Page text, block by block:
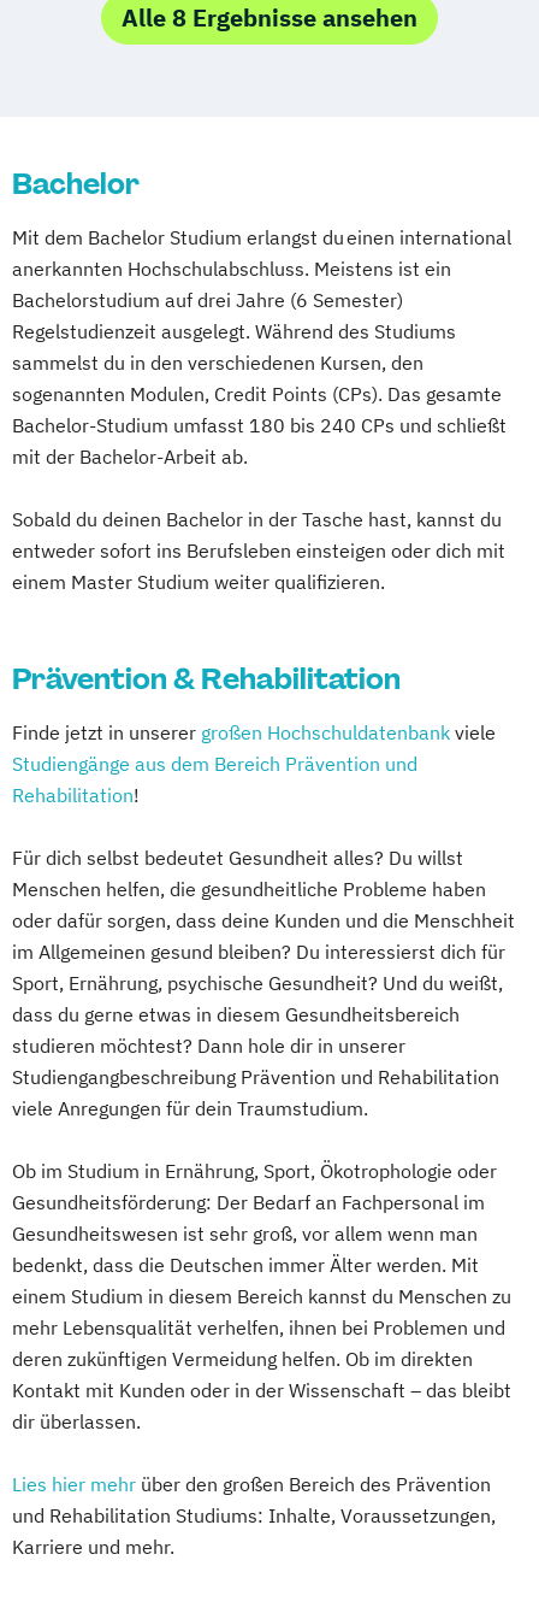
Komplementäre Heilverfahren in der
Schmerztherapie
Medical Fitness & Athletic Management
Naturheilkunde und komplementäre
Heilverfahren
Osteopathie i.V.
Pharmamanagement und
Pharmaproduktion
Physician Assistant
Physiotherapie
Psychologie
Psychologie und Psychologisches
Empowerment
Psychosoziale Beratung in Sozialer Arbeit
Soziale Arbeit Präsenzstudium
Logopädie (ausbildungsintegrierend)
Medizin- und Gesundheitspädagogik
Physiotherapie (ausbildungsintegrierend)
Soziale Arbeit
Alle 8 Ergebnisse ansehen
Bachelor
Mit dem Bachelor Studium erlangst du einen international
anerkannten Hochschulabschluss. Meistens ist ein
Bachelorstudium auf drei Jahre (6 Semester)
Regelstudienzeit ausgelegt. Während des Studiums
sammelst du in den verschiedenen Kursen, den
sogenannten Modulen, Credit Points (CPs). Das gesamte
Bachelor-Studium umfasst 180 bis 240 CPs und schließt
mit der Bachelor-Arbeit ab.
Sobald du deinen Bachelor in der Tasche hast, kannst du
entweder sofort ins Berufsleben einsteigen oder dich mit
einem Master Studium weiter qualifizieren.
Prävention & Rehabilitation
Finde jetzt in unserer großen Hochschuldatenbank viele
Studiengänge aus dem Bereich Prävention und
Rehabilitation!
Für dich selbst bedeutet Gesundheit alles? Du willst
Menschen helfen, die gesundheitliche Probleme haben
oder dafür sorgen, dass deine Kunden und die Menschheit
im Allgemeinen gesund bleiben? Du interessierst dich für
Sport, Ernährung, psychische Gesundheit? Und du weißt,
dass du gerne etwas in diesem Gesundheitsbereich
studieren möchtest? Dann hole dir in unserer
Studiengangbeschreibung Prävention und Rehabilitation
viele Anregungen für dein Traumstudium.
Ob im Studium in Ernährung, Sport, Ökotrophologie oder
Gesundheitsförderung: Der Bedarf an Fachpersonal im
Gesundheitswesen ist sehr groß, vor allem wenn man
bedenkt, dass die Deutschen immer Älter werden. Mit
einem Studium in diesem Bereich kannst du Menschen zu
mehr Lebensqualität verhelfen, ihnen bei Problemen und
deren zukünftigen Vermeidung helfen. Ob im direkten
Kontakt mit Kunden oder in der Wissenschaft – das bleibt
dir überlassen.
Lies hier mehr über den großen Bereich des Prävention
und Rehabilitation Studiums: Inhalte, Voraussetzungen,
Karriere und mehr.